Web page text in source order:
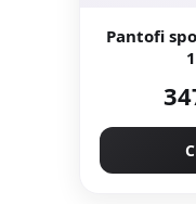
Pantofi